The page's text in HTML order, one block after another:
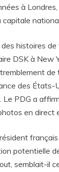
à Londres,
capitale
histoires de
DSK à New
des États-
Le PDG a
en direct
français
potentielle
semblait-il